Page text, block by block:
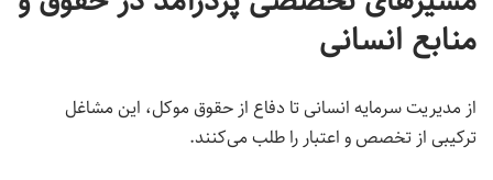
منابع انسانی
از مدیریت سرمایه انسانی تا دفاع از حقوق موکل، این مشاغل
ترکیبی از تخصص و اعتبار را طلب می‌کنند.